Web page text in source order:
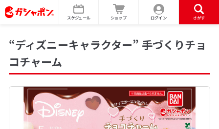
スケジュール ショップ ログイン さがす
“ディズニーキャラクター” 手づくりチョ
コチャーム